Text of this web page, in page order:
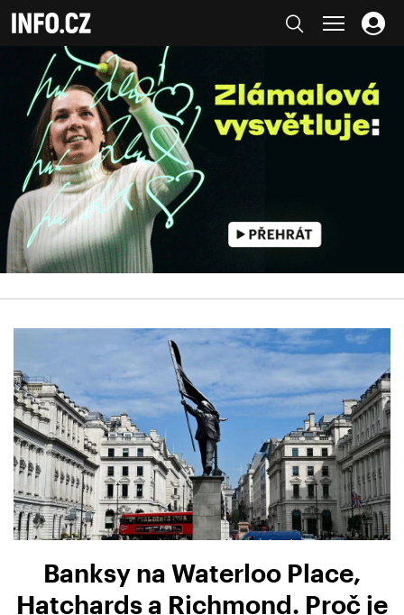
Banksy na Waterloo Place,
Hatchards a Richmond. Proč je